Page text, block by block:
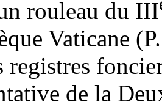
rouleau du III
Vaticane
registres
de la